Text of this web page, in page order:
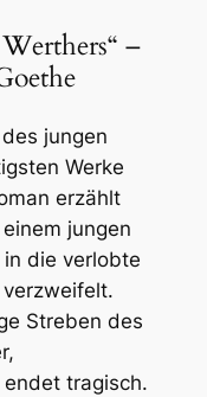
–
jungen
Werke
erzählt
jungen
die verlobte
Streben des
tragisch.